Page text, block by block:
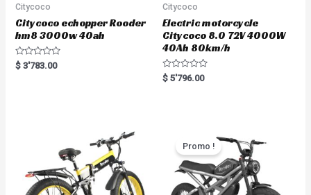
Citycoco
Citycoco echopper Rooder
hm8 3000w 40ah
R
a
$ 3'783.00
Citycoco
Electric motorcycle
Citycoco 8.0 72V 4000W
40Ah 80km/h
R
a
$ 5'796.00
Promo !